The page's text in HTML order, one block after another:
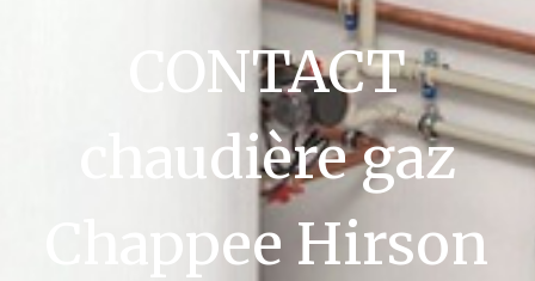
CONTACT
chaudière gaz
Chappee Hirson